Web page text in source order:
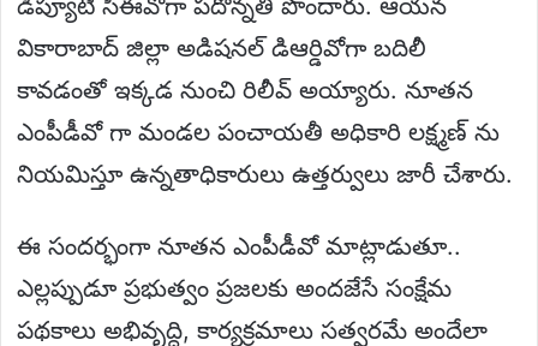
వికారాబాద్ జిల్లా అడిషనల్ డిఆర్డివోగా బదిలీ
కావడంతో ఇక్కడ నుంచి రిలీవ్ అయ్యారు. నూతన
ఎంపీడీవో గా మండల పంచాయతీ అధికారి లక్ష్మణ్ ను
నియమిస్తూ ఉన్నతాధికారులు ఉత్తర్వులు జారీ చేశారు.
ఈ సందర్భంగా నూతన ఎంపీడీవో మాట్లాడుతూ..
ఎల్లప్పుడూ ప్రభుత్వం ప్రజలకు అందజేసే సంక్షేమ
పథకాలు అభివృద్ధి, కార్యక్రమాలు సత్వరమే అందేలా